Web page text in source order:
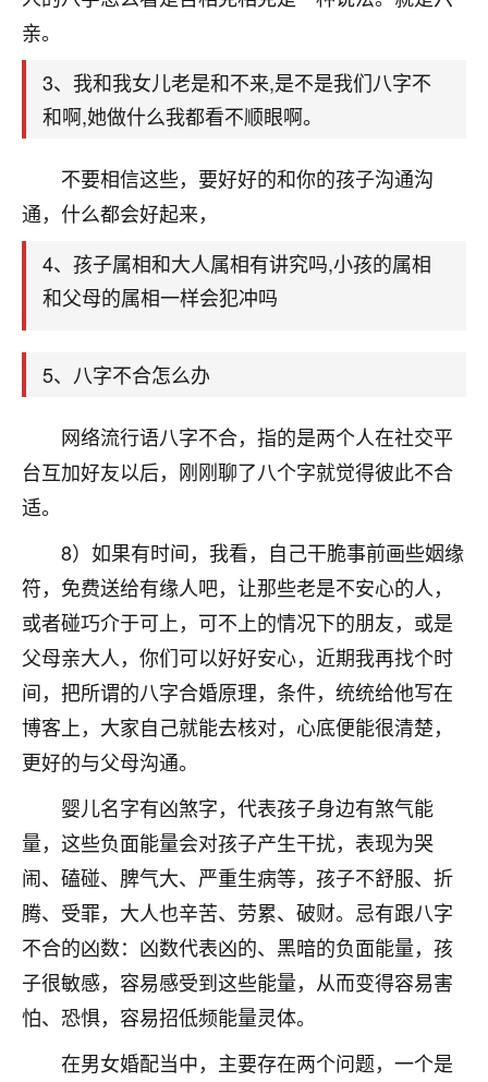
亲。
3、我和我女儿老是和不来,是不是我们八字不
和啊,她做什么我都看不顺眼啊。
不要相信这些，要好好的和你的孩子沟通沟
通，什么都会好起来，
4、孩子属相和大人属相有讲究吗,小孩的属相
和父母的属相一样会犯冲吗
5、八字不合怎么办
网络流行语八字不合，指的是两个人在社交平
台互加好友以后，刚刚聊了八个字就觉得彼此不合
适。
8）如果有时间，我看，自己干脆事前画些姻缘
符，免费送给有缘人吧，让那些老是不安心的人，
或者碰巧介于可上，可不上的情况下的朋友，或是
父母亲大人，你们可以好好安心，近期我再找个时
间，把所谓的八字合婚原理，条件，统统给他写在
博客上，大家自己就能去核对，心底便能很清楚，
更好的与父母沟通。
婴儿名字有凶煞字，代表孩子身边有煞气能
量，这些负面能量会对孩子产生干扰，表现为哭
闹、磕碰、脾气大、严重生病等，孩子不舒服、折
腾、受罪，大人也辛苦、劳累、破财。忌有跟八字
不合的凶数：凶数代表凶的、黑暗的负面能量，孩
子很敏感，容易感受到这些能量，从而变得容易害
怕、恐惧，容易招低频能量灵体。
在男女婚配当中，主要存在两个问题，一个是
心若莲花
我是做餐饮的，这两年，生意屡屡受挫，店开一家关
家底快败光了，真是倒霉！我也想找人看看到底怎么
回事？
鹿森：你可以找老师看看，人有时不服命不行
啊！
太阳当空赵
：我也做餐饮的，生意不算大，但
址、风水、还有开业日子，哪哪都看了，虽然
大环境不好，但是我家生意还可以，前几天又
2小时前 来自海南 18
我女儿高二叛逆，大半年不上学，一说她就要死要活
的，把我们两口子愁的不行，朋友给我推荐的慧来老
师，一开始我是病急乱投医，这半年来，法事一个个
做完，我女儿跟变了个人一样，不期望她能考多好的
大学，只要能安安稳稳的把书读了，身体心理都健健
康康的我就很知足了！
鹿森：可怜天下父母心啊！
3小时前 来自河北
付深
我是公司人事调整，有升迁机会，但同时竞争的我们
三个，找老师的时候是抱着侥幸心理，没想到老师看
着我晋升有望，我半信半疑的按照老师建议，做了化
太岁还有一个发钱粮，本来年前的人事调整，拖到年
后，我以为都没戏了，结果开年一上班，开会提拔升
职第一个就是我，职务无所谓，主要是底薪加了
3000，非常开心，无论如何，感恩感谢！🙏🏻
鹿森：恭喜升职加薪！！，请客吗？�